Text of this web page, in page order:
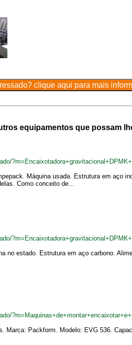
equipamentos que possam
Máquina usada. Estrutura em aço
Como conceito de...
no estado. Estrutura em aço carbono.
Marca: Packform. Modelo: EVG 536.